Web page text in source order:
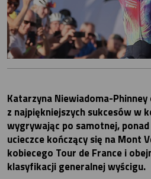
Katarzyna Niewiadoma-
z najpiękniejszych sukcesów w
wygrywając po samotnej,
ucieczce kończący się na Mont
kobiecego Tour de France i
klasyfikacji generalnej wyścigu.